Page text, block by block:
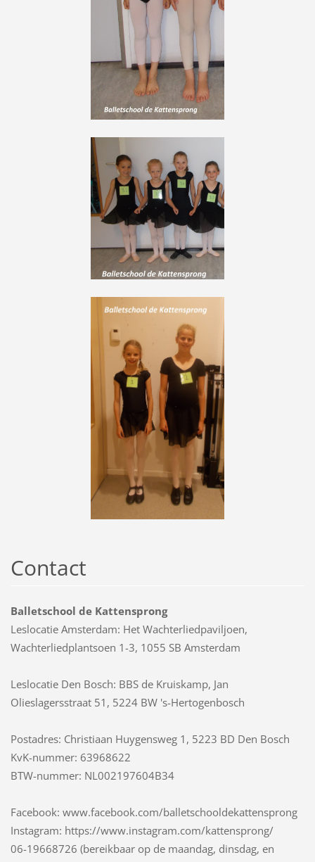
Contact
Balletschool de Kattensprong
Leslocatie Amsterdam: Het Wachterliedpaviljoen,
Wachterliedplantsoen 1-3, 1055 SB Amsterdam
Leslocatie Den Bosch: BBS de Kruiskamp, Jan
Olieslagersstraat 51, 5224 BW 's-Hertogenbosch
Postadres: Christiaan Huygensweg 1, 5223 BD Den Bosch
KvK-nummer: 63968622
BTW-nummer: NL002197604B34
Facebook: www.facebook.com/balletschooldekattensprong
Instagram: https://www.instagram.com/kattensprong/
06-19668726 (bereikbaar op de maandag, dinsdag, en